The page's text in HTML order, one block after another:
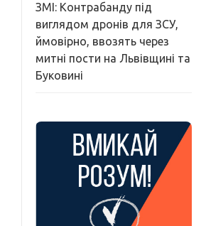
ЗМІ: Контрабанду під
виглядом дронів для ЗСУ,
ймовірно, ввозять через
митні пости на Львівщині та
Буковині